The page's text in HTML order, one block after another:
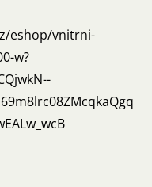
eshop/vnitrni-
w?